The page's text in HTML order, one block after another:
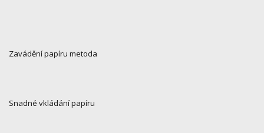
Zavádění papíru metoda
Snadné vkládání papíru